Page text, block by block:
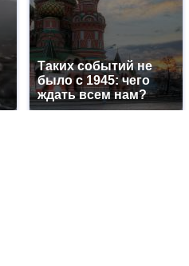
Таких событий не
было с 1945: чего
ждать всем нам?